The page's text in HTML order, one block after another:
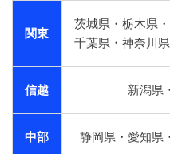
関東
茨城県・栃木県
千葉県・神奈川
信越 新潟県
中部 静岡県・愛知県